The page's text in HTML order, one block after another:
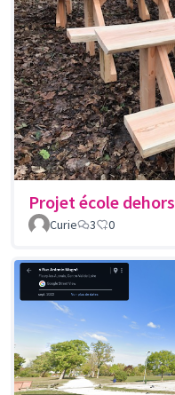
Projet école dehors
Curie
3 0